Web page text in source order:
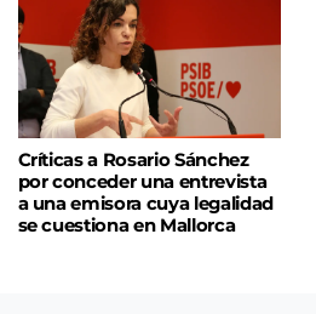
Críticas a Rosario Sánchez
por conceder una entrevista
a una emisora cuya legalidad
se cuestiona en Mallorca